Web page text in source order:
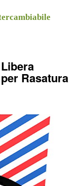
Rasatura